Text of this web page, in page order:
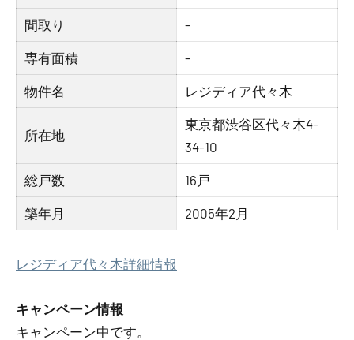
間取り –
専有面積 –
物件名 レジディア代々木
所在地
東京都渋谷区代々木4-
34-10
総戸数 16戸
築年月 2005年2月
レジディア代々木詳細情報
キャンペーン情報
キャンペーン中です。